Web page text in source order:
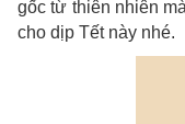
gốc từ thiên nhiên
cho dịp Tết này nhé.